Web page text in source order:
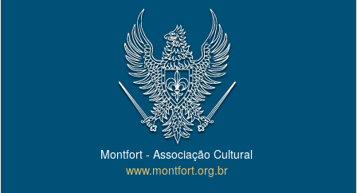
Montfort - Associação Cultural
www.montfort.org.br